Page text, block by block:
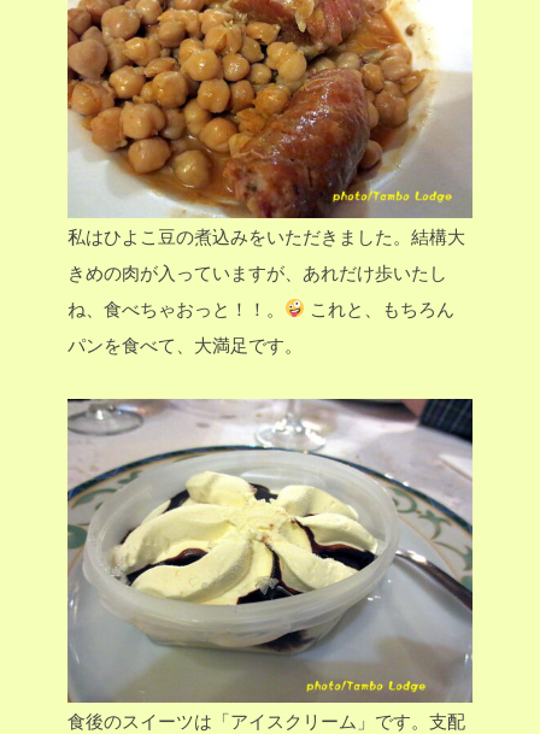
私はひよこ豆の煮込みをいただきました。結構大
きめの肉が入っていますが、あれだけ歩いたし
ね、食べちゃおっと！！。
これと、もちろん
パンを食べて、大満足です。
食後のスイーツは「アイスクリーム」です。支配